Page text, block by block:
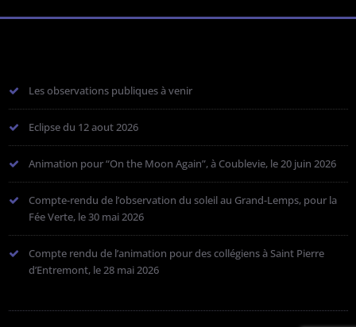
Les observations publiques à venir
Eclipse du 12 aout 2026
Animation pour “On the Moon Again”, à Coublevie, le 20 juin 2026
Compte-rendu de l’observation du soleil au Grand-Lemps, pour la
Fée Verte, le 30 mai 2026
Compte rendu de l’animation pour des collégiens à Saint Pierre
d’Entremont, le 28 mai 2026